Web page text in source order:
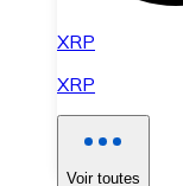
XRP
XRP
Voir toutes